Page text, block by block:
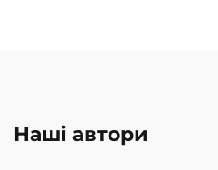
Наші автори